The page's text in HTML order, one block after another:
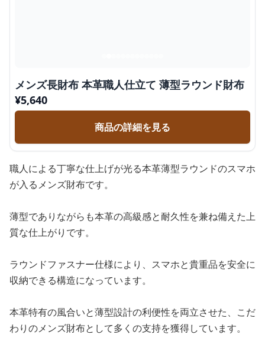
メンズ長財布 本革職人仕立て 薄型ラウンド財布
¥5,640
商品の詳細を見る
職人による丁寧な仕上げが光る本革薄型ラウンドのスマホ
が入るメンズ財布です。
薄型でありながらも本革の高級感と耐久性を兼ね備えた上
質な仕上がりです。
ラウンドファスナー仕様により、スマホと貴重品を安全に
収納できる構造になっています。
本革特有の風合いと薄型設計の利便性を両立させた、こだ
わりのメンズ財布として多くの支持を獲得しています。